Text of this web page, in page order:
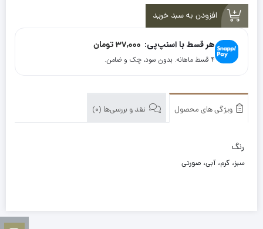
افزودن به سبد خرید
هر قسط با اسنپ‌پی: 37,000 تومان
۴ قسط ماهانه. بدون سود، چک و ضامن.
ویژگی های محصول نقد و بررسی‌ها (0)
رنگ
سبز، کرم، آبی، صورتی